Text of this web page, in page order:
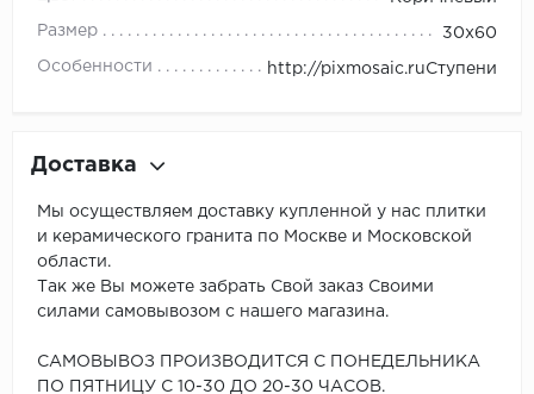
Размер 30x60
Особенности http://pixmosaic.ruСтупени
Доставка
Мы осуществляем доставку купленной у нас плитки
и керамического гранита по Москве и Московской
области.
Так же Вы можете забрать Свой заказ Своими
силами самовывозом с нашего магазина.
САМОВЫВОЗ ПРОИЗВОДИТСЯ С ПОНЕДЕЛЬНИКА
ПО ПЯТНИЦУ С 10-30 ДО 20-30 ЧАСОВ.